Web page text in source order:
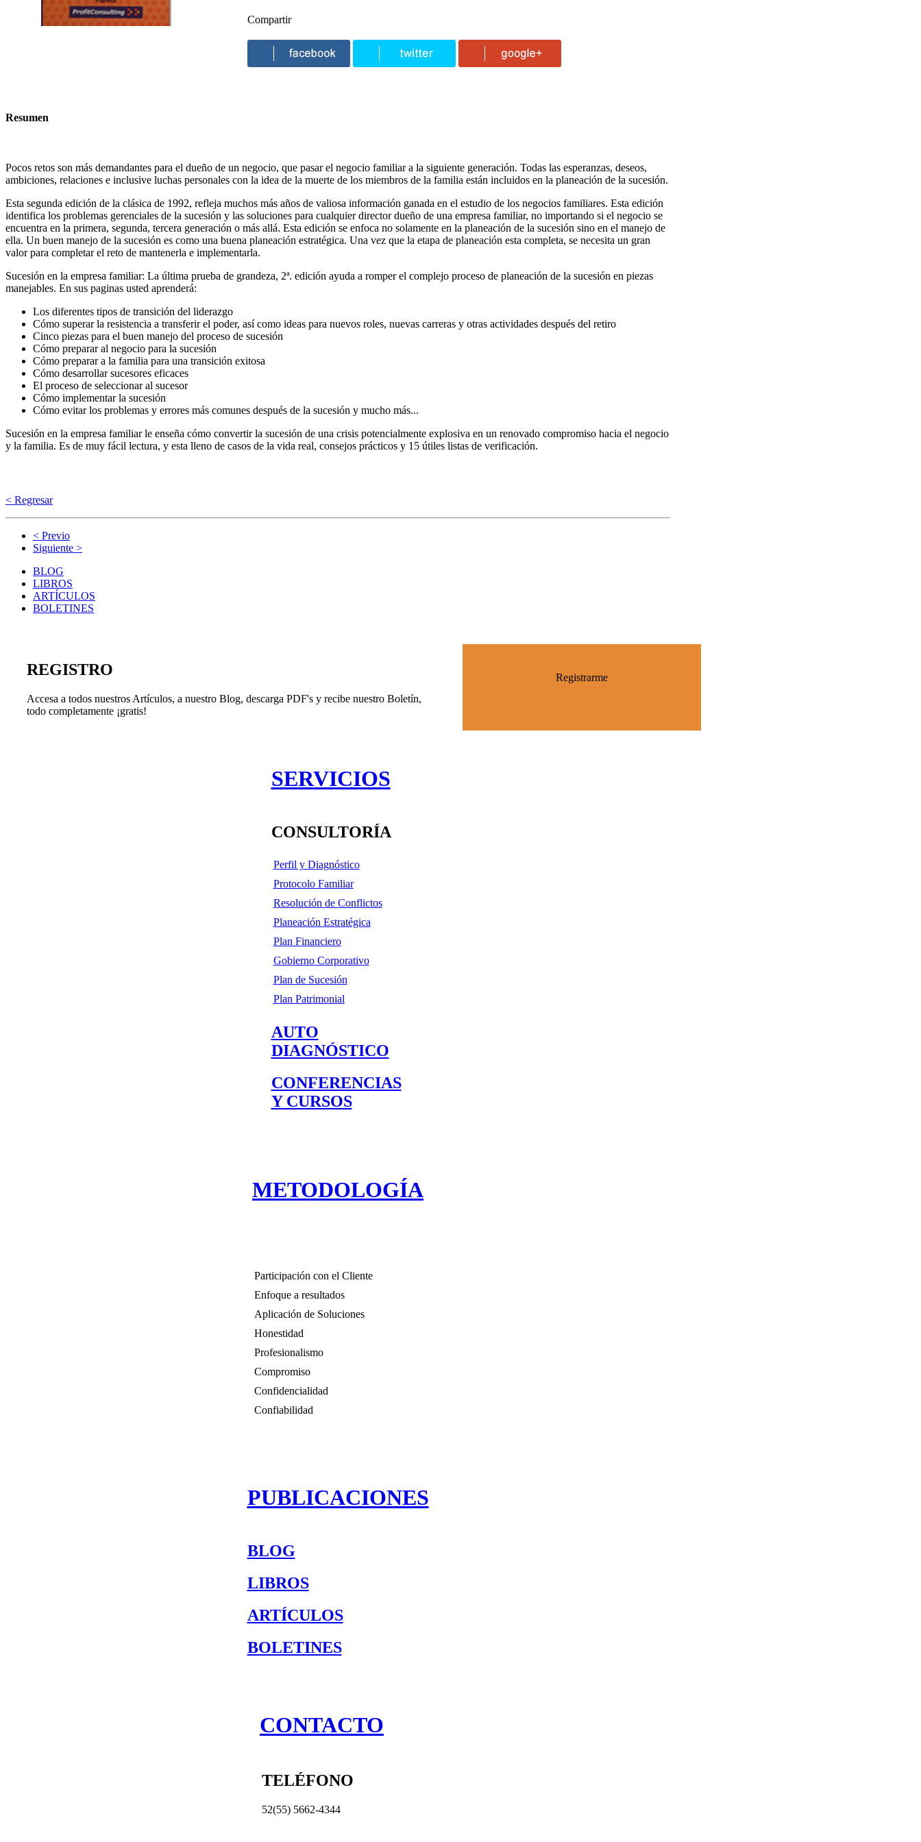
Compartir
Resumen
Pocos retos son más demandantes para el dueño de un negocio, que pasar el negocio familiar a la siguiente generación. Todas las esperanzas, deseos,
ambiciones, relaciones e inclusive luchas personales con la idea de la muerte de los miembros de la familia están incluidos en la planeación de la sucesión.
Esta segunda edición de la clásica de 1992, refleja muchos más años de valiosa información ganada en el estudio de los negocios familiares. Esta edición
identifica los problemas gerenciales de la sucesión y las soluciones para cualquier director dueño de una empresa familiar, no importando si el negocio se
encuentra en la primera, segunda, tercera generación o más allá. Esta edición se enfoca no solamente en la planeación de la sucesión sino en el manejo de
ella. Un buen manejo de la sucesión es como una buena planeación estratégica. Una vez que la etapa de planeación esta completa, se necesita un gran
valor para completar el reto de mantenerla e implementarla.
Sucesión en la empresa familiar: La última prueba de grandeza, 2ª. edición ayuda a romper el complejo proceso de planeación de la sucesión en piezas
manejables. En sus paginas usted aprenderá:
Los diferentes tipos de transición del liderazgo
Cómo superar la resistencia a transferir el poder, así como ideas para nuevos roles, nuevas carreras y otras actividades después del retiro
Cinco piezas para el buen manejo del proceso de sucesión
Cómo preparar al negocio para la sucesión
Cómo preparar a la familia para una transición exitosa
Cómo desarrollar sucesores eficaces
El proceso de seleccionar al sucesor
Cómo implementar la sucesión
Cómo evitar los problemas y errores más comunes después de la sucesión y mucho más...
Sucesión en la empresa familiar le enseña cómo convertir la sucesión de una crisis potencialmente explosiva en un renovado compromiso hacia el negocio
y la familia. Es de muy fácil lectura, y esta lleno de casos de la vida real, consejos prácticos y 15 útiles listas de verificación.
< Regresar
< Previo
Siguiente >
BLOG
LIBROS
ARTÍCULOS
BOLETINES
REGISTRO
Accesa a todos nuestros Artículos, a nuestro Blog, descarga PDF's y recibe nuestro Boletín,
todo completamente ¡gratis!
Registrarme
SERVICIOS
CONSULTORÍA
Perfil y Diagnóstico
Protocolo Familiar
Resolución de Conflictos
Planeación Estratégica
Plan Financiero
Gobierno Corporativo
Plan de Sucesión
Plan Patrimonial
AUTO
DIAGNÓSTICO
CONFERENCIAS
Y CURSOS
METODOLOGÍA
Participación con el Cliente
Enfoque a resultados
Aplicación de Soluciones
Honestidad
Profesionalismo
Compromiso
Confidencialidad
Confiabilidad
PUBLICACIONES
BLOG
LIBROS
ARTÍCULOS
BOLETINES
CONTACTO
TELÉFONO
52(55) 5662-4344